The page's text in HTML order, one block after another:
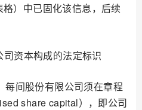
）中已固化该信息，后续
资本构成的法定标识
间股份有限公司须在章程
share capital），即公司